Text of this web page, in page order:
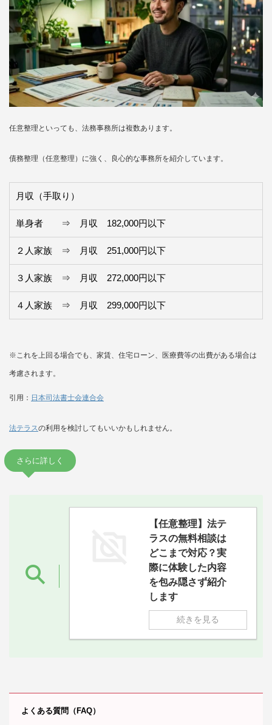
任意整理といっても、法務事務所は複数あります。
債務整理（任意整理）に強く、良心的な事務所を紹介しています。
月収（手取り）
単身者 ⇒ 月収 182,000円以下
２人家族 ⇒ 月収 251,000円以下
３人家族 ⇒ 月収 272,000円以下
４人家族 ⇒ 月収 299,000円以下
※これを上回る場合でも、家賃、住宅ローン、医療費等の出費がある場合は
考慮されます。
引用： 日本司法書士会連合会
法テラスの利用を検討してもいいかもしれません。
さらに詳しく
【任意整理】法テ
ラスの無料相談は
どこまで対応？実
際に体験した内容
を包み隠さず紹介
します
続きを見る
よくある質問（FAQ）